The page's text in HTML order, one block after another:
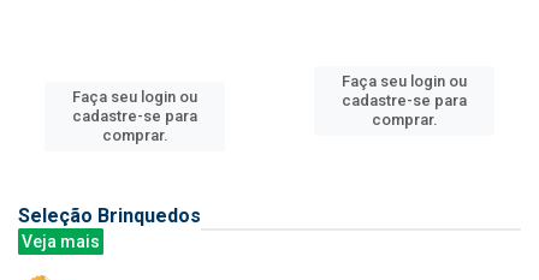
Faça seu login ou
cadastre-se para
comprar.
Faça seu login ou
cadastre-se para
comprar.
Seleção Brinquedos
Veja mais